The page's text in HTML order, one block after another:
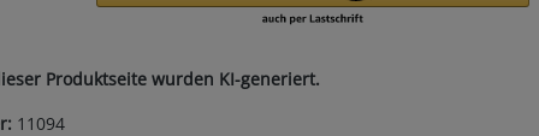
Produktseite wurden KI-generiert.
11094